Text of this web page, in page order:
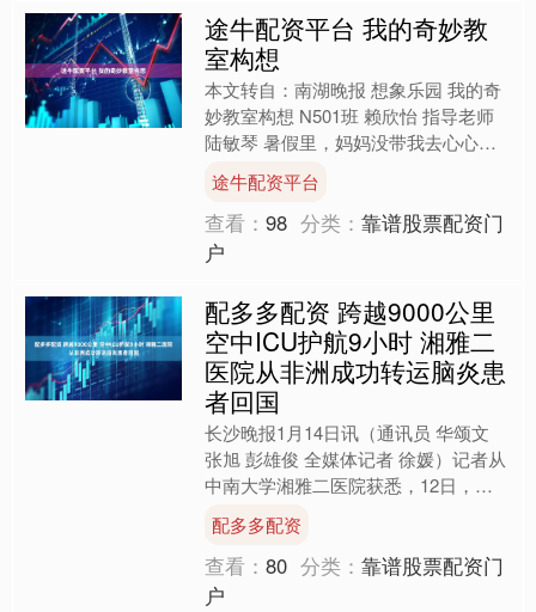
途牛配资平台 我的奇妙教
室构想
本文转自：南湖晚报 想象乐园 我的奇
妙教室构想 N501班 赖欣怡 指导老师
陆敏琴 暑假里，妈妈没带我去心心念
念的迪士尼，反倒拉着我去了宁波方
特。我原本觉得，....
途牛配资平台
查看：98 分类：靠谱股票配资门
户
配多多配资 跨越9000公里
空中ICU护航9小时 湘雅二
医院从非洲成功转运脑炎患
者回国
长沙晚报1月14日讯（通讯员 华颂文
张旭 彭雄俊 全媒体记者 徐媛）记者从
中南大学湘雅二医院获悉，12日，该
院航空医疗救护团队联合海南经纬航空
医疗急救服务有限....
配多多配资
查看：80 分类：靠谱股票配资门
户